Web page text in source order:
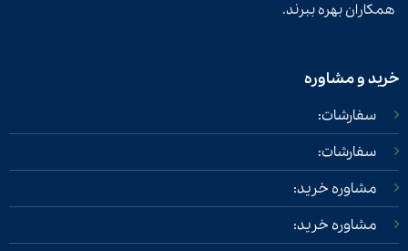
همکاران بهره ببرند.
خرید و مشاوره
سفارشات:
سفارشات:
مشاوره خرید:
مشاوره خرید: